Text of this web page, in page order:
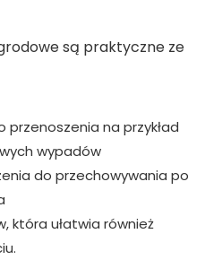
są praktyczne ze
przenoszenia na przykład
wypadów
do przechowywania po
która ułatwia również